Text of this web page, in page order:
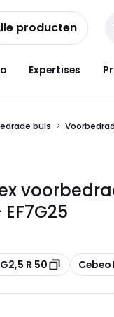
producten
Expertises
buis
R 50 Kopiëren
Cebeo